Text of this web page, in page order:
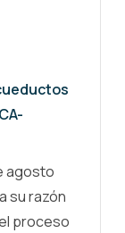
agosto
su razón
proceso